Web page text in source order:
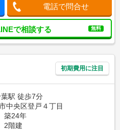
電話で問合せ
で相談する 無料
初期費用に注目
駅 徒歩7分
中央区登戸４丁目
築24年
2階建